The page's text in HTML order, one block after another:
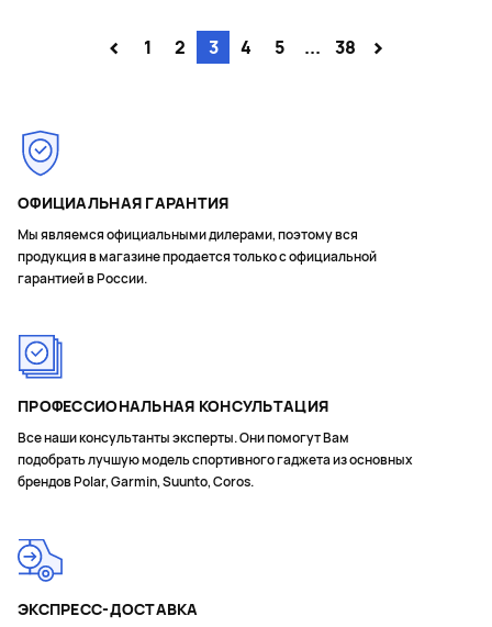
< 1 2 3 4 5 ... 38 >
ОФИЦИАЛЬНАЯ ГАРАНТИЯ
Мы являемся официальными дилерами, поэтому вся
продукция в магазине продается только с официальной
гарантией в России.
ПРОФЕССИОНАЛЬНАЯ КОНСУЛЬТАЦИЯ
Все наши консультанты эксперты. Они помогут Вам
подобрать лучшую модель спортивного гаджета из основных
брендов Polar, Garmin, Suunto, Coros.
ЭКСПРЕСС-ДОСТАВКА